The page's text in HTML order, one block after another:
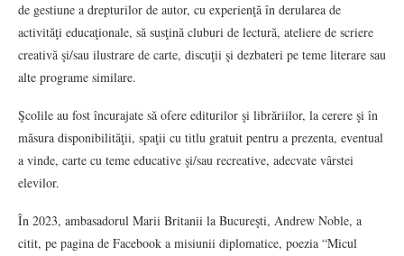
de gestiune a drepturilor de autor, cu experienţă în derularea de
activităţi educaţionale, să susţină cluburi de lectură, ateliere de scriere
creativă şi/sau ilustrare de carte, discuţii şi dezbateri pe teme literare sau
alte programe similare.
Şcolile au fost încurajate să ofere editurilor şi librăriilor, la cerere şi în
măsura disponibilităţii, spaţii cu titlu gratuit pentru a prezenta, eventual
a vinde, carte cu teme educative şi/sau recreative, adecvate vârstei
elevilor.
În 2023, ambasadorul Marii Britanii la Bucureşti, Andrew Noble, a
citit, pe pagina de Facebook a misiunii diplomatice, poezia “Micul